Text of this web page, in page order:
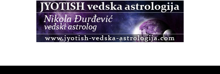
Access BARS®, otpusti stres
Access Energetski Facelift®